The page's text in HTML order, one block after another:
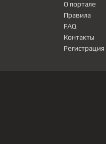
О портале
Правила
FAQ
Контакты
Регистрация